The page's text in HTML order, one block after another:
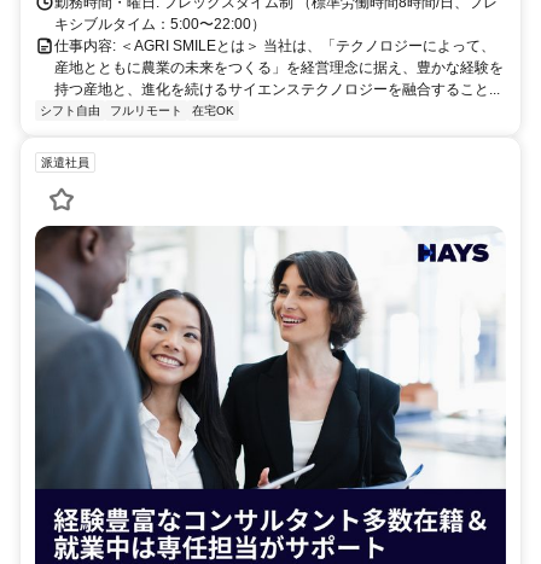
キシブルタイム：5:00〜22:00）
仕事内容: ＜AGRI SMILEとは＞ 当社は、「テクノロジーによって、
産地とともに農業の未来をつくる」を経営理念に据え、豊かな経験を
持つ産地と、進化を続けるサイエンステクノロジーを融合すること...
シフト自由 フルリモート 在宅OK
派遣社員